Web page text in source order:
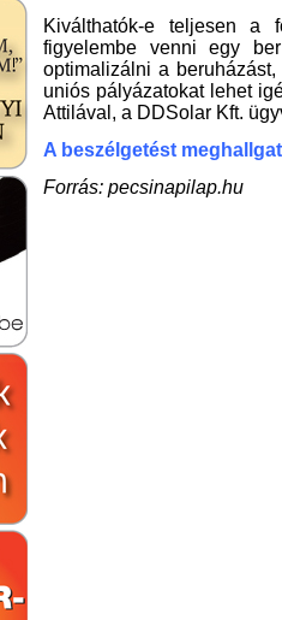
Kiválthatók-e teljesen a
figyelembe venni egy
optimalizálni a
uniós pályázatokat lehet
Attilával, a DDSolar Kft.
A beszélgetést
Forrás: pecsinapilap.hu